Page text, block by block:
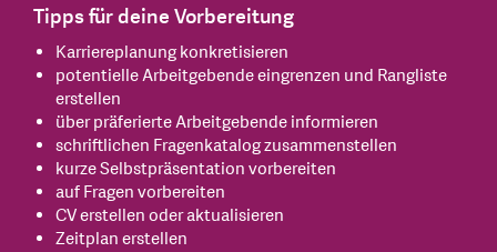
Tipps für deine Vorbereitung
Karriereplanung konkretisieren
potentielle Arbeitgebende eingrenzen und Rangliste
erstellen
über präferierte Arbeitgebende informieren
schriftlichen Fragenkatalog zusammenstellen
kurze Selbstpräsentation vorbereiten
auf Fragen vorbereiten
CV erstellen oder aktualisieren
Zeitplan erstellen